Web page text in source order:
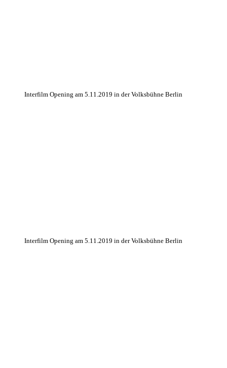
Interfilm Opening am 5.11.2019 in der Volksbühne Berlin
Interfilm Opening am 5.11.2019 in der Volksbühne Berlin